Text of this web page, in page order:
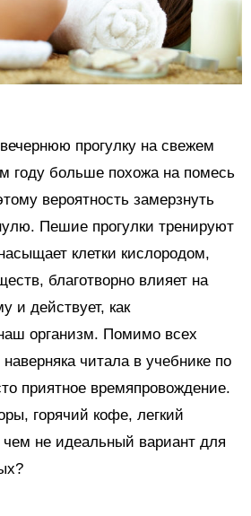
прогулку на свежем
году больше похожа на помесь
вероятность замерзнуть
Пешие прогулки тренируют
клетки кислородом,
благотворно влияет на
и действует, как
организм. Помимо всех
читала в учебнике по
приятное времяпровождение.
горячий кофе, легкий
не идеальный вариант для